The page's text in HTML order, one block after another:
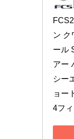
ン ク
ール
アー
シー
ョー
4フ